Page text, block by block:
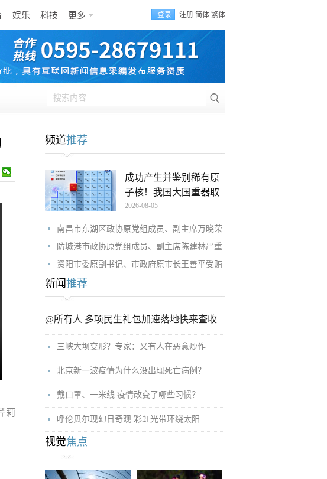
娱乐 科技 更多 登录 注册 简体 繁体
莉
频道推荐
成功产生并鉴别稀有原
子核！我国大国重器取
2026-08-05
南昌市东湖区政协原党组成员、副主席万晓荣
防城港市政协原党组成员、副主席陈建林严重
资阳市委原副书记、市政府原市长王善平受贿
新闻 推荐
@所有人 多项民生礼包加速落地快来查收
三峡大坝变形？专家：又有人在恶意炒作
北京新一波疫情为什么没出现死亡病例？
戴口罩、一米线 疫情改变了哪些习惯？
呼伦贝尔现幻日奇观 彩虹光带环绕太阳
视觉焦点